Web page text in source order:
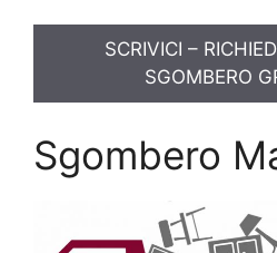
SCRIVICI –
SGOMBERO
Sgombero